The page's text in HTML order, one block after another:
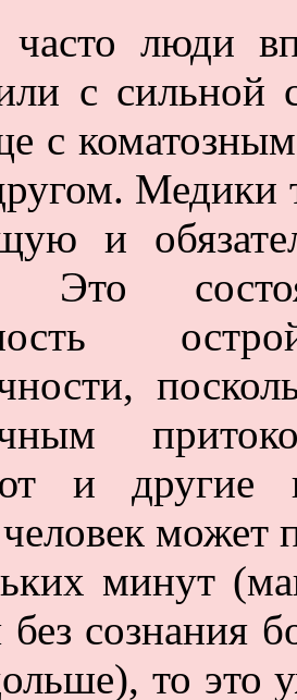
часто люди
с сильной
с
Медики
и
Это
и другие
может
минут
без сознания
то это